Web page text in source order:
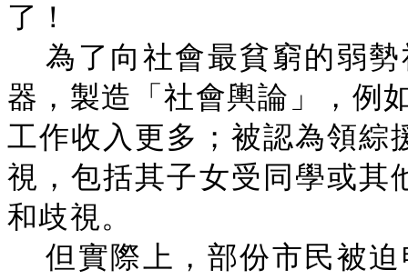
了！
為了向社會最貧窮的弱
器，製造「社會輿論」，例
工作收入更多；被認為領綜
視，包括其子女受同學或其
和歧視。
但實際上，部份市民被